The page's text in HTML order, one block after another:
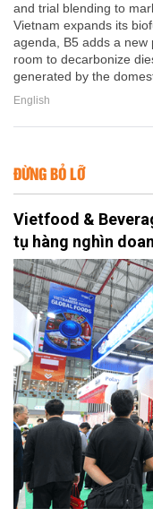
and trial blending to
Vietnam expands its
agenda, B5 adds a new
room to decarbonize
generated by the
English
ĐỪNG BỎ LỠ
Vietfood &
tụ hàng nghìn